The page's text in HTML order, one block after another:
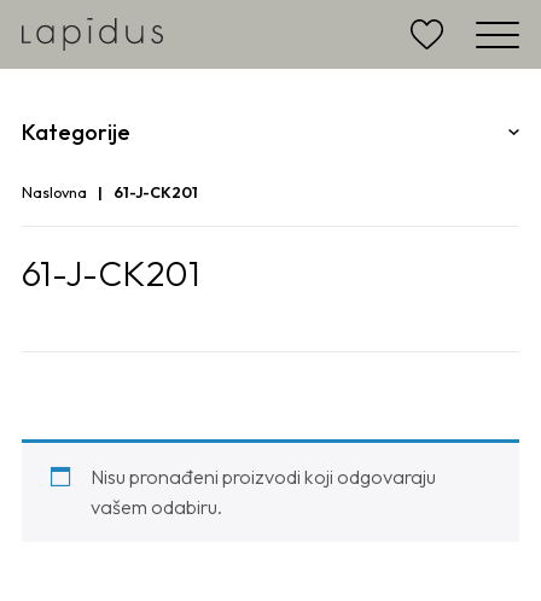
Kategorije
Naslovna 61-J-CK201
61-J-CK201
Nisu pronađeni proizvodi koji odgovaraju
vašem odabiru.